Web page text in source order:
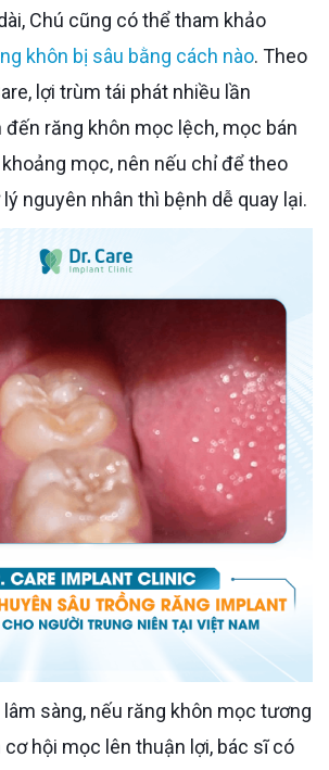
Chú cũng có thể tham khảo
khôn bị sâu bằng cách nào. Theo
lợi trùm tái phát nhiều lần
răng khôn mọc lệch, mọc bán
mọc, nên nếu chỉ để theo
nguyên nhân thì bệnh dễ quay lại.
hội mọc lên thuận lợi, bác sĩ có